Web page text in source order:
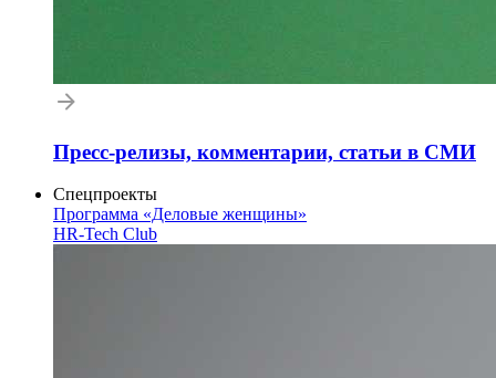
Пресс-релизы, комментарии, статьи в СМИ
Спецпроекты
Программа «Деловые женщины»
HR-Tech Club